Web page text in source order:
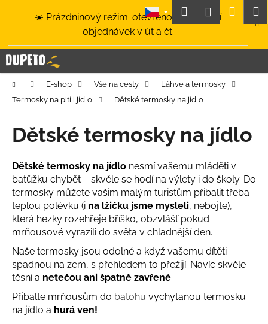
☀️ Prázdninový režim: otevřeno a odesílání
objednávek v út a čt.
HledatPřihlášení
Domů E-shop Vše na cesty
Láhve a termosky
Termosky na pití i jídlo
Dětské termosky na jídlo
Dětské termosky na jídlo
Dětské termosky na jídlo nesmí vašemu mláděti v
batůžku chybět – skvěle se hodí na výlety i do školy. Do
termosky můžete vašim malým turistům přibalit třeba
teplou polévku (i na lžičku jsme mysleli, nebojte),
která hezky rozehřeje bříško, obzvlášť pokud
mrňousové vyrazili do světa v chladnější den.
Naše termosky jsou odolné a když vašemu dítěti
spadnou na zem, s přehledem to přežijí. Navíc skvěle
těsní a netečou ani špatně zavřené.
Přibalte mrňousům do batohu vychytanou termosku
na jídlo a hurá ven!
í
k C
o
p
t
ř
e
b
u
j
e
t
e
n
a
j
í